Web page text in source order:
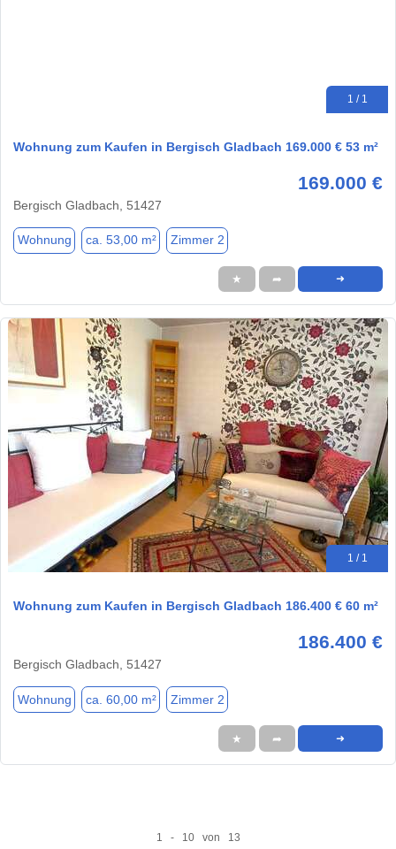
1 / 1
Wohnung zum Kaufen in Bergisch Gladbach 169.000 € 53 m²
169.000 €
Bergisch Gladbach, 51427
Wohnung ca. 53,00 m² Zimmer 2
★ ➦ ➜
1 / 1
Wohnung zum Kaufen in Bergisch Gladbach 186.400 € 60 m²
186.400 €
Bergisch Gladbach, 51427
Wohnung ca. 60,00 m² Zimmer 2
★ ➦ ➜
1 - 10 von 13